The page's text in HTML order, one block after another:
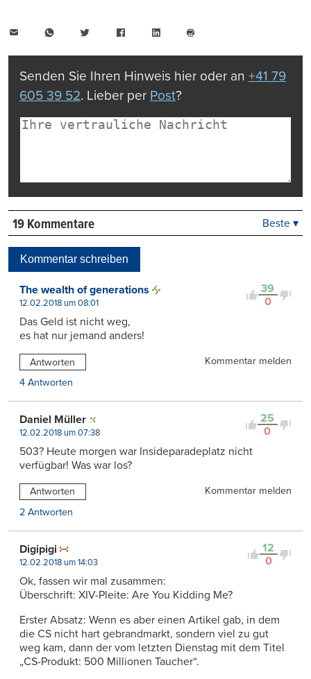
WhatsAppTwitter FacebookLinkedIn
drucken
Senden Sie Ihren Hinweis hier oder an +41 79
605 39 52. Lieber per Post?
19 Kommentare Beste ▾
Kommentar schreiben
39
0
The wealth of generations
12.02.2018 um 08:01
Das Geld ist nicht weg,
es hat nur jemand anders!
Antworten
Kommentar melden
4 Antworten
25
0
Daniel Müller
12.02.2018 um 07:38
503? Heute morgen war Insideparadeplatz nicht
verfügbar! Was war los?
Antworten
Kommentar melden
2 Antworten
12
0
Digipigi
12.02.2018 um 14:03
Ok, fassen wir mal zusammen:
Überschrift: XIV-Pleite: Are You Kidding Me?
Erster Absatz: Wenn es aber einen Artikel gab, in dem
die CS nicht hart gebrandmarkt, sondern viel zu gut
weg kam, dann der vom letzten Dienstag mit dem Titel
„CS-Produkt: 500 Millionen Taucher“.